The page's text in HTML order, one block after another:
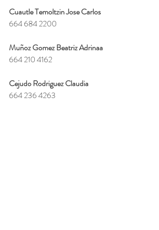
Cuautle Temoltzin Jose Carlos
664 684 2200
Muñoz Gomez Beatriz Adrinaa
664 210 4162
Cejudo Rodriguez Claudia
664 236 4263